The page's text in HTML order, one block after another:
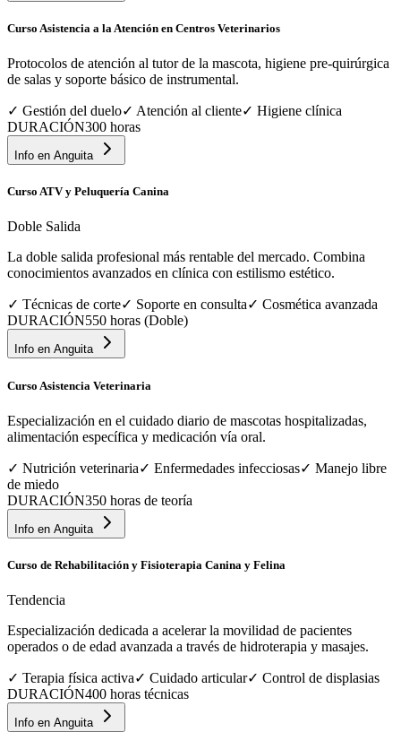
Curso Asistencia a la Atención en Centros Veterinarios
Protocolos de atención al tutor de la mascota, higiene pre-quirúrgica
de salas y soporte básico de instrumental.
✓ Gestión del duelo✓ Atención al cliente✓ Higiene clínica
DURACIÓN300 horas
Info en Anguita
Curso ATV y Peluquería Canina
Doble Salida
La doble salida profesional más rentable del mercado. Combina
conocimientos avanzados en clínica con estilismo estético.
✓ Técnicas de corte✓ Soporte en consulta✓ Cosmética avanzada
DURACIÓN550 horas (Doble)
Info en Anguita
Curso Asistencia Veterinaria
Especialización en el cuidado diario de mascotas hospitalizadas,
alimentación específica y medicación vía oral.
✓ Nutrición veterinaria✓ Enfermedades infecciosas✓ Manejo libre
de miedo
DURACIÓN350 horas de teoría
Info en Anguita
Curso de Rehabilitación y Fisioterapia Canina y Felina
Tendencia
Especialización dedicada a acelerar la movilidad de pacientes
operados o de edad avanzada a través de hidroterapia y masajes.
✓ Terapia física activa✓ Cuidado articular✓ Control de displasias
DURACIÓN400 horas técnicas
Info en Anguita